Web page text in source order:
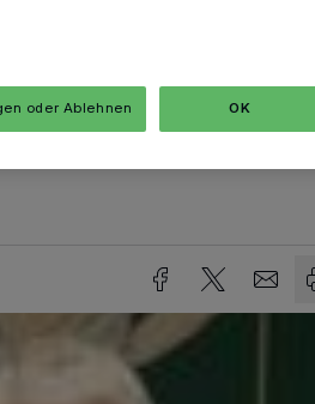
ihr Schützenfest. Am
Frühstück in der
oder Ablehnen OK